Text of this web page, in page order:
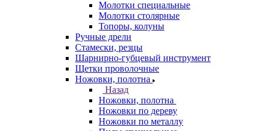
Молотки специальные
Молотки столярные
Топоры, колуны
Ручные дрели
Стамески, резцы
Шарнирно-губцевый инструмент
Щетки проволочные
Ножовки, полотна
Назад
Ножовки, полотна
Ножовки по дереву
Ножовки по металлу